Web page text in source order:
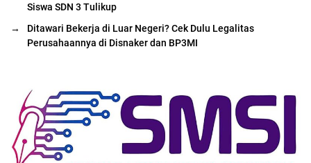
Siswa SDN 3 Tulikup
→
Ditawari Bekerja di Luar Negeri? Cek Dulu Legalitas
Perusahaannya di Disnaker dan BP3MI